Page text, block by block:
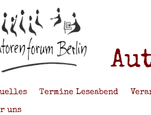
Termine Leseabend
uns